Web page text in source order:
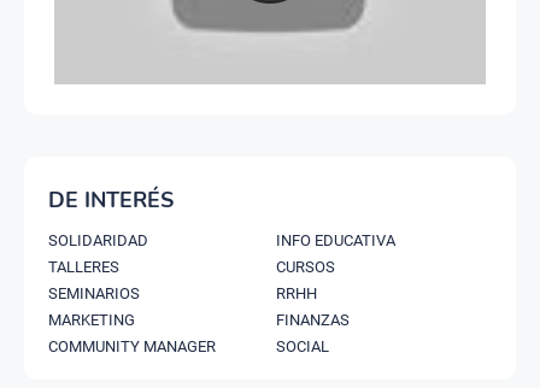
DE INTERÉS
SOLIDARIDAD
INFO EDUCATIVA
TALLERES
CURSOS
SEMINARIOS
RRHH
MARKETING
FINANZAS
COMMUNITY MANAGER
SOCIAL